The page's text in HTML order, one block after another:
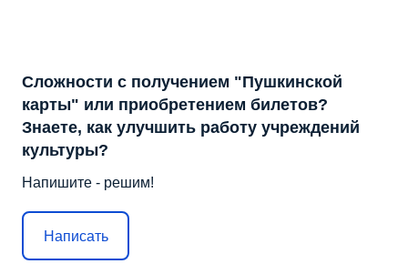
Сложности с получением "Пушкинской
карты" или приобретением билетов?
Знаете, как улучшить работу учреждений
культуры?
Напишите - решим!
Написать